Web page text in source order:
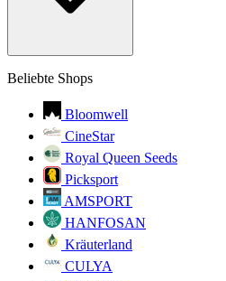
Beliebte Shops
Bloomwell
CineStar
Royal Queen Seeds
Picksport
AMSPORT
HANFOSAN
Kräuterland
CULYA